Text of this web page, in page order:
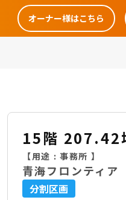
オーナー様はこちら
15階 207.42
【用途 :事務所 】
青海フロンティア
分割区画